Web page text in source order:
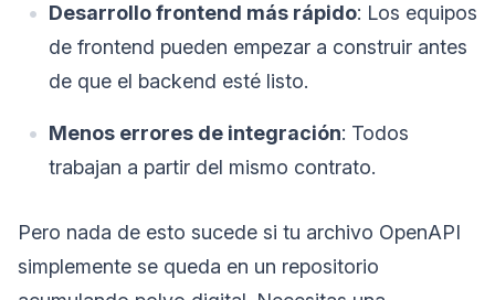
Desarrollo frontend más rápido: Los equipos
de frontend pueden empezar a construir antes
de que el backend esté listo.
Menos errores de integración: Todos
trabajan a partir del mismo contrato.
Pero nada de esto sucede si tu archivo OpenAPI
simplemente se queda en un repositorio